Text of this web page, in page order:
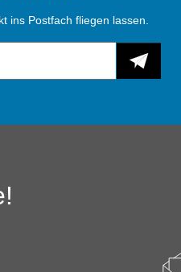
ins Postfach fliegen lassen.